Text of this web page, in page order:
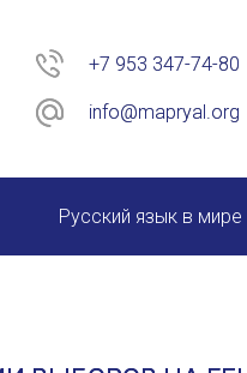
+7 953 347-74-80
info@mapryal.org
Русский язык в мире